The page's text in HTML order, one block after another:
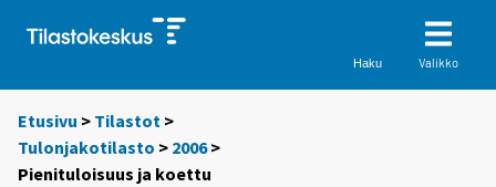
Haku Valikko
Etusivu > Tilastot >
Tulonjakotilasto > 2006>
Pienituloisuus ja koettu